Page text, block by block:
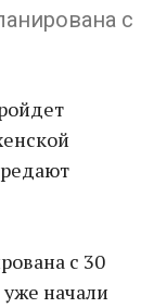
с
с 30
начали